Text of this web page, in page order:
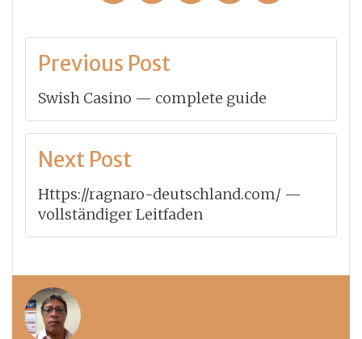
Navegação
Post
Previous Post
Swish Casino — complete guide
Next Post
Https://ragnaro-deutschland.com/ —
vollständiger Leitfaden